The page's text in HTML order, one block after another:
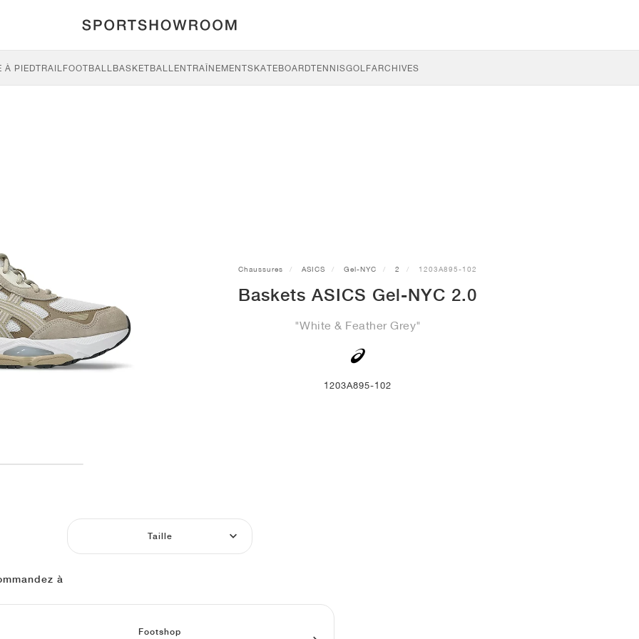
À PIEDTRAILFOOTBALLBASKETBALLENTRAÎNEMENTSKATEBOARDTENNISGOLFARCHIVES
Chaussures ASICS Gel-NYC 2 1203A895-102
Baskets ASICS Gel-NYC 2.0
"White & Feather Grey"
1203A895-102
Taille
à
Footshop